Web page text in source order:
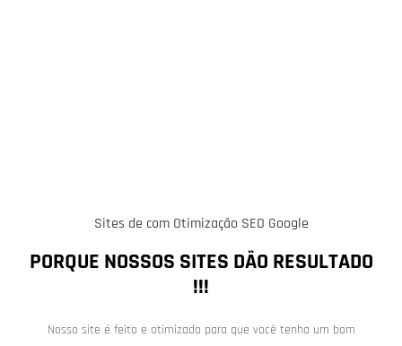
Sites de com Otimização SEO Google
PORQUE NOSSOS SITES DÃO RESULTADO
!!!
Nosso site é feito e otimizado para que você tenha um bom